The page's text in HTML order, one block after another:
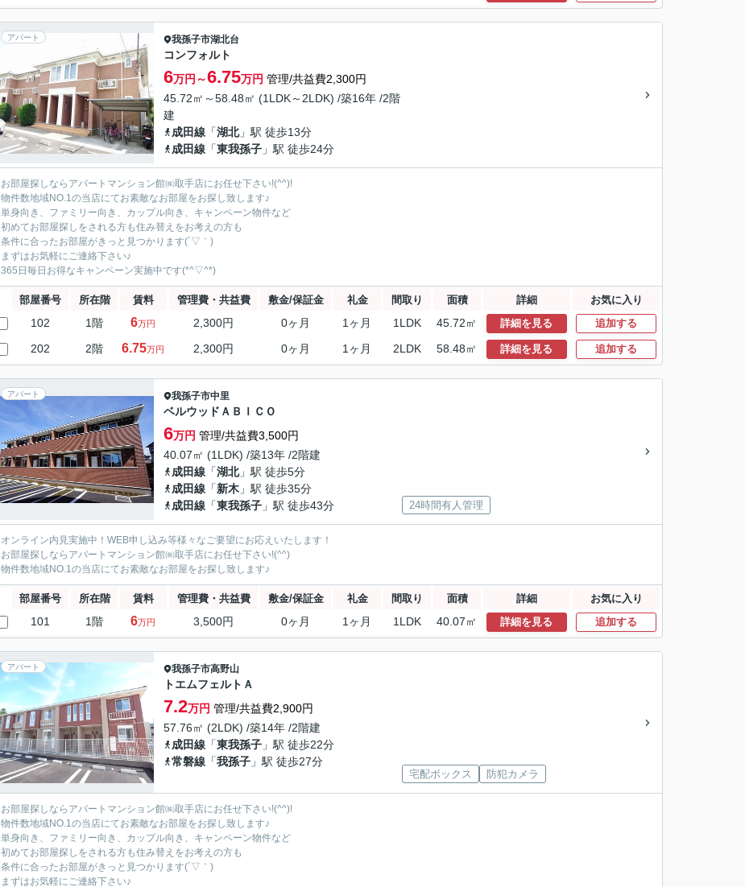
アパート 我孫子市湖北台
コンフォルト
6万円～6.75万円 管理/共益費2,300円
45.72㎡～58.48㎡ (1LDK～2LDK) /築16年 /2階
建
成田線 「湖北」駅 徒歩13分
成田線 「東我孫子 」駅 徒歩24分
お部屋探しならアパートマンション館㈱取手店にお任せ下さい!(^^)!
物件数地域NO.1の当店にてお素敵なお部屋をお探し致します♪
単身向き、ファミリー向き、カップル向き、キャンペーン物件など
初めてお部屋探しをされる方も住み替えをお考えの方も
条件に合ったお部屋がきっと見つかります(´▽｀)
まずはお気軽にご連絡下さい♪
365日毎日お得なキャンペーン実施中です(*^▽^*)
部屋番号 所在階 賃料 管理費・共益費 敷金/保証金 礼金 間取り 面積 詳細 お気に入り
102 1階 6万円 2,300円 0ヶ月 1ヶ月 1LDK 45.72㎡ 詳細を見る 追加する
202 2階 6.75万円 2,300円 0ヶ月 1ヶ月 2LDK 58.48㎡ 詳細を見る 追加する
アパート 我孫子市中里
ベルウッドＡＢＩＣＯ
6万円 管理/共益費3,500円
40.07㎡ (1LDK) /築13年 /2階建
成田線 「湖北」駅 徒歩5分
成田線 「新木 」駅 徒歩35分
成田線 「東我孫子 」駅 徒歩43分 24時間有人管理
オンライン内見実施中！WEB申し込み等様々なご要望にお応えいたします！
お部屋探しならアパートマンション館㈱取手店にお任せ下さい!(^^)
物件数地域NO.1の当店にてお素敵なお部屋をお探し致します♪
部屋番号 所在階 賃料 管理費・共益費 敷金/保証金 礼金 間取り 面積 詳細 お気に入り
101 1階 6万円 3,500円 0ヶ月 1ヶ月 1LDK 40.07㎡ 詳細を見る 追加する
アパート 我孫子市高野山
トエムフェルトＡ
7.2万円 管理/共益費2,900円
57.76㎡ (2LDK) /築14年 /2階建
成田線 「東我孫子 」駅 徒歩22分
常磐線 「我孫子 」駅 徒歩27分
宅配ボックス 防犯カメラ
お部屋探しならアパートマンション館㈱取手店にお任せ下さい!(^^)!
物件数地域NO.1の当店にてお素敵なお部屋をお探し致します♪
単身向き、ファミリー向き、カップル向き、キャンペーン物件など
初めてお部屋探しをされる方も住み替えをお考えの方も
条件に合ったお部屋がきっと見つかります(´▽｀)
まずはお気軽にご連絡下さい♪